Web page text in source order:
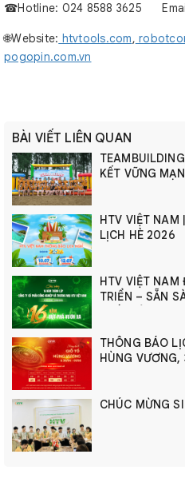
☎︎Hotline: 024 8588 3625
🌐Website: htvtools.com,
pogopin.com.vn
BÀI VIẾT LIÊN QUAN
TEAMBUILDING
KẾT VỮNG
HTV VIỆT NAM
LỊCH HÈ 2026
HTV VIỆT NAM
TRIỂN – SẴN
THÔNG BÁO
HÙNG
CHÚC MỪNG